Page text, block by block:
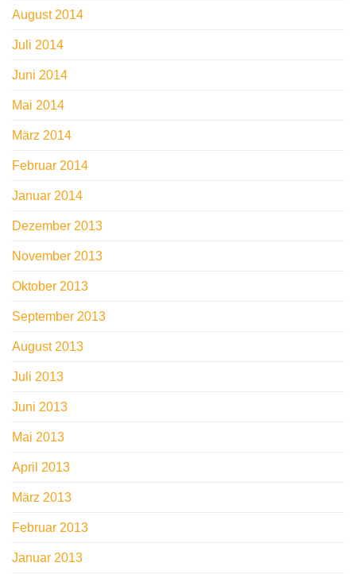
August 2014
Juli 2014
Juni 2014
Mai 2014
März 2014
Februar 2014
Januar 2014
Dezember 2013
November 2013
Oktober 2013
September 2013
August 2013
Juli 2013
Juni 2013
Mai 2013
April 2013
März 2013
Februar 2013
Januar 2013